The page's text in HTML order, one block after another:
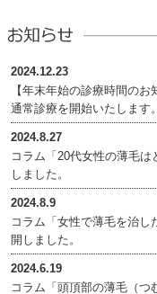
2024.12.23
【年末年始の診療時間の
通常診療を開始いたします。
2024.8.27
コラム「20代女性の薄毛
しました。
2024.8.9
コラム「女性で薄毛を治
開しました。
2024.6.19
コラム「頭頂部の薄毛（つ